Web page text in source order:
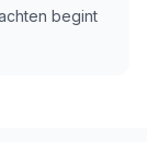
begint